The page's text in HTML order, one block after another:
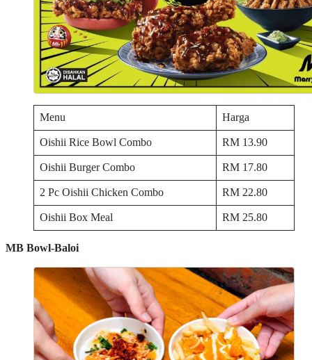
Menu
Harga
Oishii Rice Bowl Combo
RM 13.90
Oishii Burger Combo
RM 17.80
2 Pc Oishii Chicken Combo
RM 22.80
Oishii Box Meal
RM 25.80
MB Bowl-Baloi